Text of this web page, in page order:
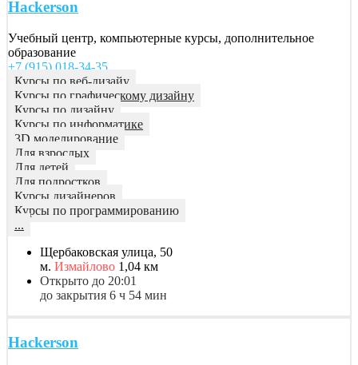
Hackerson
Учебный центр, компьютерные курсы, дополнительное
образование
+7 (915) 018-34-35
Курсы по веб-дизайу
Курсы по графическому дизайну
Курсы по дизайну
Курсы по информатике
3D моделирование
Для взрослых
Для детей
Для подростков
Курсы дизайнеров
Курсы по программированию
...
Щербаковская улица, 50
м. Измайлово 1,04 км
Открыто до 20:01
до закрытия 6 ч 54 мин
Hackerson